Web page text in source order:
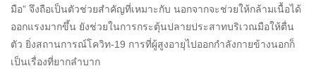
มือ” จึงถือเป็นตัวช่วยสำคัญที่เหมาะกับ นอกจากจะช่วยให้กล้ามเนื้อได้
ออกแรงมากขึ้น ยังช่วยในการกระตุ้นปลายประสาทบริเวณมือให้ตื่น
ตัว ยิ่งสถานการณ์โควิท-19 การที่ผู้สูงอายุไปออกกำลังกายข้างนอกก็
เป็นเรื่องที่ยากลำบาก